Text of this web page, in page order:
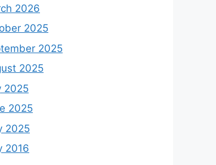
2026
2025
2025
2025
2025
2025
2025
2016